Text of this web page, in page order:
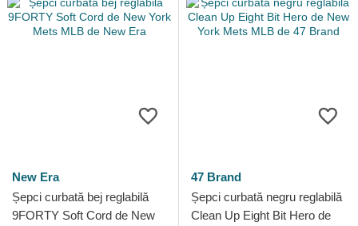
New Era
Șepci curbată bej reglabilă
9FORTY Soft Cord de New
47 Brand
Șepci curbată negru reglabilă
Clean Up Eight Bit Hero de